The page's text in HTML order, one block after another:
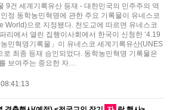
9건 세계기록유산 등재 - 대한민국의 민주주의 역
정 동학농민혁명에 관한 주요 기록물이 유네스코
World)으로 지정됐다. 천도교에 따르면 유네스코
리에서 열린 집행이사회에서 한국이 신청한 ‘4.19
민혁명기록물」이 유네스코 세계기록유산(UNES
최종 등재 승인되었다. 동학농민혁명 기록물은
보여주는 중요한 자…